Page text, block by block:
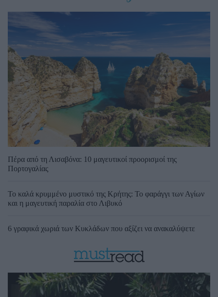
Πέρα από τη Λισαβόνα: 10 μαγευτικοί προορισμοί της
Πορτογαλίας
Το καλά κρυμμένο μυστικό της Κρήτης: Το φαράγγι των Αγίων
και η μαγευτική παραλία στο Λιβυκό
6 γραφικά χωριά των Κυκλάδων που αξίζει να ανακαλύψετε